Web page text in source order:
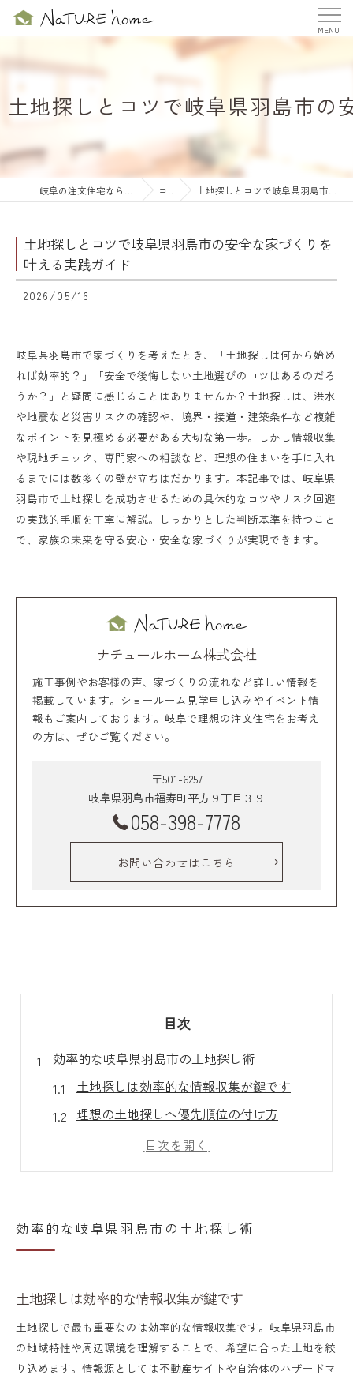
土地探しとコツで岐阜県羽島市の
コラム 土地探しとコツで岐阜県羽島市の安全な家づくりを叶える実践ガイド
土地探しとコツで岐阜県羽島市の安全な家づくりを
叶える実践ガイド
2026/05/16
岐阜県羽島市で家づくりを考えたとき、「土地探しは何から始め
れば効率的？」「安全で後悔しない土地選びのコツはあるのだろ
うか？」と疑問に感じることはありませんか？土地探しは、洪水
や地震など災害リスクの確認や、境界・接道・建築条件など複雑
なポイントを見極める必要がある大切な第一歩。しかし情報収集
や現地チェック、専門家への相談など、理想の住まいを手に入れ
るまでには数多くの壁が立ちはだかります。本記事では、岐阜県
羽島市で土地探しを成功させるための具体的なコツやリスク回避
の実践的手順を丁寧に解説。しっかりとした判断基準を持つこと
で、家族の未来を守る安心・安全な家づくりが実現できます。
ナチュールホーム株式会社
施工事例やお客様の声、家づくりの流れなど詳しい情報を
掲載しています。ショールーム見学申し込みやイベント情
報もご案内しております。岐阜で理想の注文住宅をお考え
の方は、ぜひご覧ください。
〒501-6257
岐阜県羽島市福寿町平方９丁目３９
058-398-7778
お問い合わせはこちら
目次
効率的な岐阜県羽島市の土地探し術
土地探しは効率的な情報収集が鍵です
理想の土地探しへ優先順位の付け方
土地探しと現地調査のポイント整理
土地探しで見逃せない災害リスク確認方法
土地選びで後悔しないポイント集
土地探しで後悔しやすい事例と対策
土地探し時の家族会議で決めること
土地探しで注意したい周辺環境の確認
効率的な岐阜県羽島市の土地探し術
土地探しは効率的な情報収集が鍵です
土地探しで最も重要なのは効率的な情報収集です。岐阜県羽島市
の地域特性や周辺環境を理解することで、希望に合った土地を絞
り込めます。情報源としては不動産サイトや自治体のハザードマ